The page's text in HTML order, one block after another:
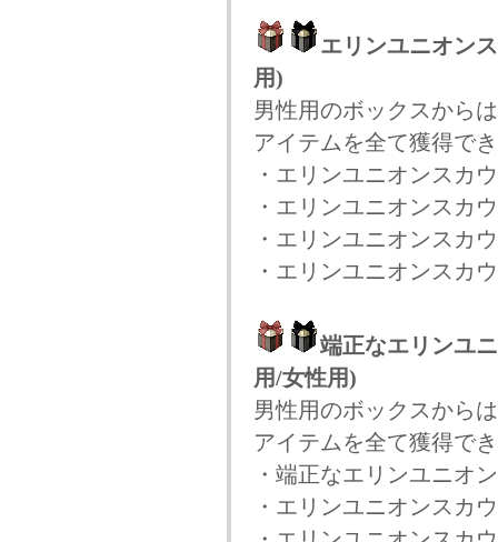
エリンユニオン
用)
男性用のボックスから
アイテムを全て獲得で
・エリンユニオンスカ
・エリンユニオンスカ
・エリンユニオンスカ
・エリンユニオンスカ
端正なエリンユ
用/女性用)
男性用のボックスから
アイテムを全て獲得で
・端正なエリンユニオ
・エリンユニオンスカ